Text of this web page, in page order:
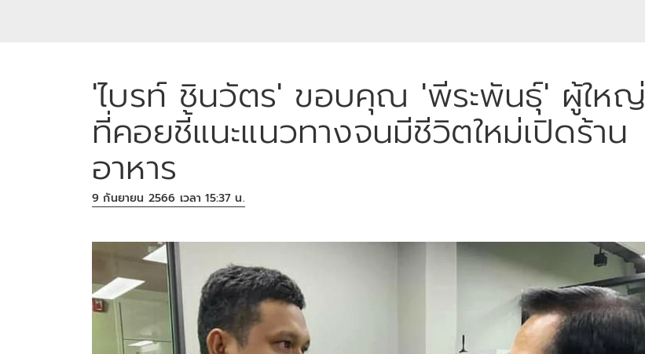
'ไบรท์ ชินวัตร' ขอบคุณ 'พีระพันธุ์' ผู้ใหญ่
ที่คอยชี้แนะแนวทางจนมีชีวิตใหม่เปิดร้าน
อาหาร
9 กันยายน 2566 เวลา 15:37 น.